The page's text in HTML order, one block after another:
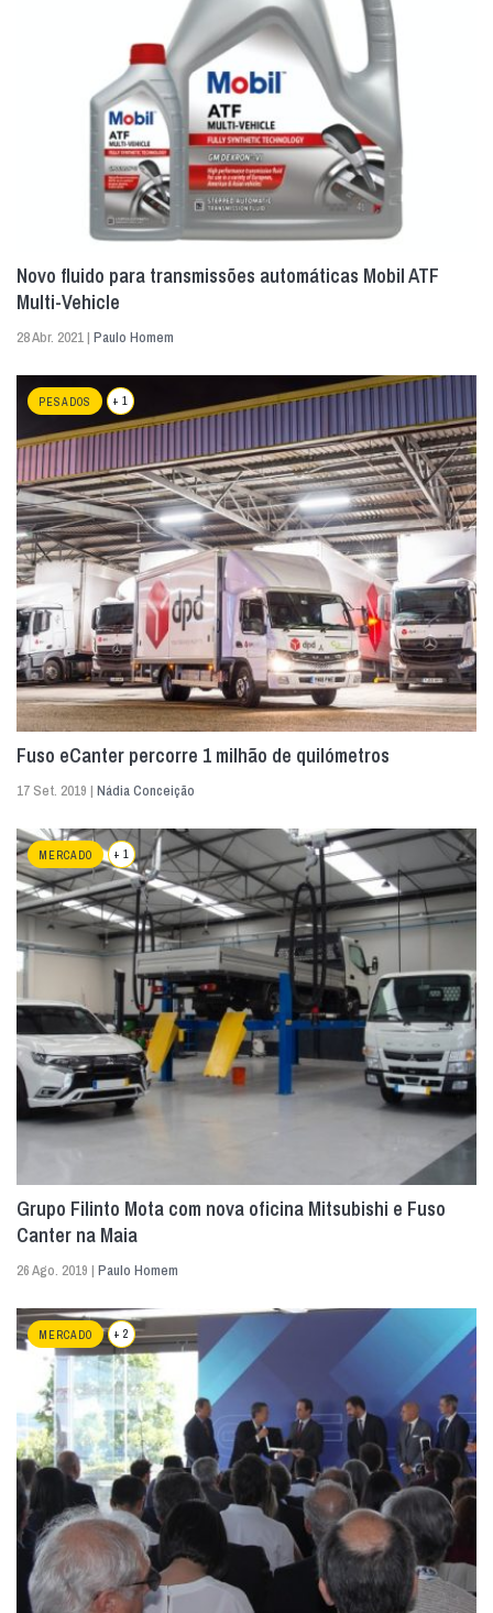
Novo fluido para transmissões automáticas Mobil ATF
Multi-Vehicle
28 Abr. 2021 | Paulo Homem
PESADOS + 1
Fuso eCanter percorre 1 milhão de quilómetros
17 Set. 2019 | Nádia Conceição
MERCADO + 1
Grupo Filinto Mota com nova oficina Mitsubishi e Fuso
Canter na Maia
26 Ago. 2019 | Paulo Homem
MERCADO + 2